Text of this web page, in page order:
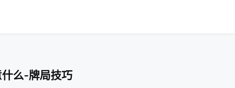
么-牌局技巧